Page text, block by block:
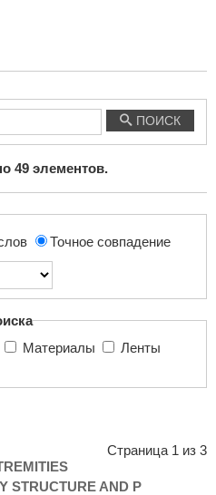
ПОИСК
49 элементов.
Точное совпадение
Материалы
Страница 1 из 3
STRUCTURE AND P